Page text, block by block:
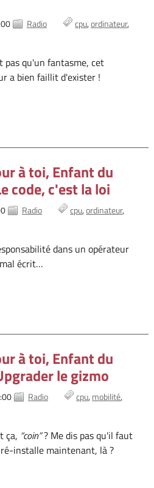
Radio cpu ordinateur
pas qu'un fantasme, cet
a bien faillit d'exister !
à toi, Enfant du
code, c'est la loi
Radio cpu ordinateur
dans un opérateur
écrit…
à toi, Enfant du
le gizmo
Radio cpu mobilité
ça, coin ? Me dis pas qu'il faut
installe maintenant, là ?